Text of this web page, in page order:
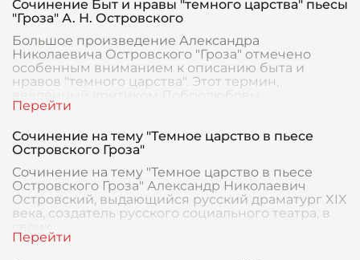
Сочинение Быт и нравы "темного царства" пьесы
"Гроза" А. Н. Островского
Большое произведение Александра
Николаевича Островского "Гроза" отмечено
особенным вниманием к описанию быта и
нравов "темного царства". Этот термин,
введенный критиком Добролюбовы
Сочинение на тему "Темное царство в пьесе
Островского Гроза"
Сочинение на тему "Темное царство в пьесе
Островского Гроза" Александр Николаевич
Островский, выдающийся русский драматург XIX
века, создатель русского социального театра, в